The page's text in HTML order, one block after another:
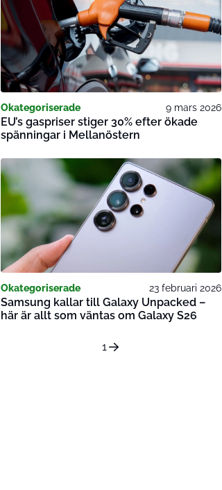
Okategoriserade 9 mars 2026
EU’s gaspriser stiger 30% efter ökade
spänningar i Mellanöstern
Okategoriserade 23 februari 2026
Samsung kallar till Galaxy Unpacked –
här är allt som väntas om Galaxy S26
1